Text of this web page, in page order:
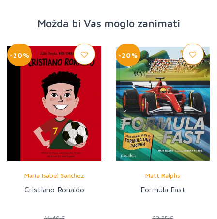
Možda bi Vas moglo zanimati
-20%
Maria Isabel Sanchez
Cristiano Ronaldo
-20%
Matt Ralphs
Formula Fast